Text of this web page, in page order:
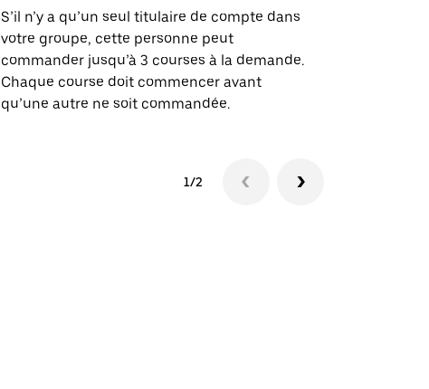
S’il n’y a qu’un seul titulaire de compte dans
votre groupe, cette personne peut
commander jusqu’à 3 courses à la demande.
Chaque course doit commencer avant
qu’une autre ne soit commandée.
1/2